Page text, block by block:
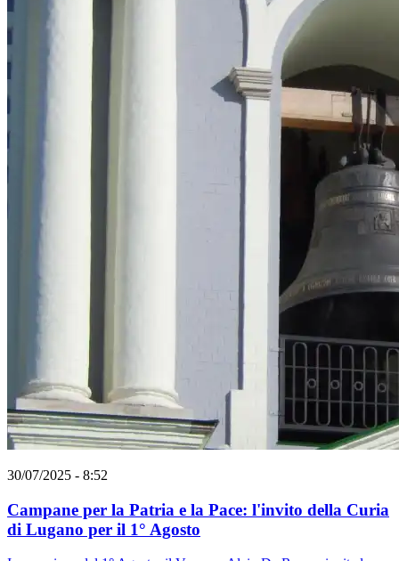
30/07/2025 - 8:52
Campane per la Patria e la Pace: l'invito della Curia
di Lugano per il 1° Agosto